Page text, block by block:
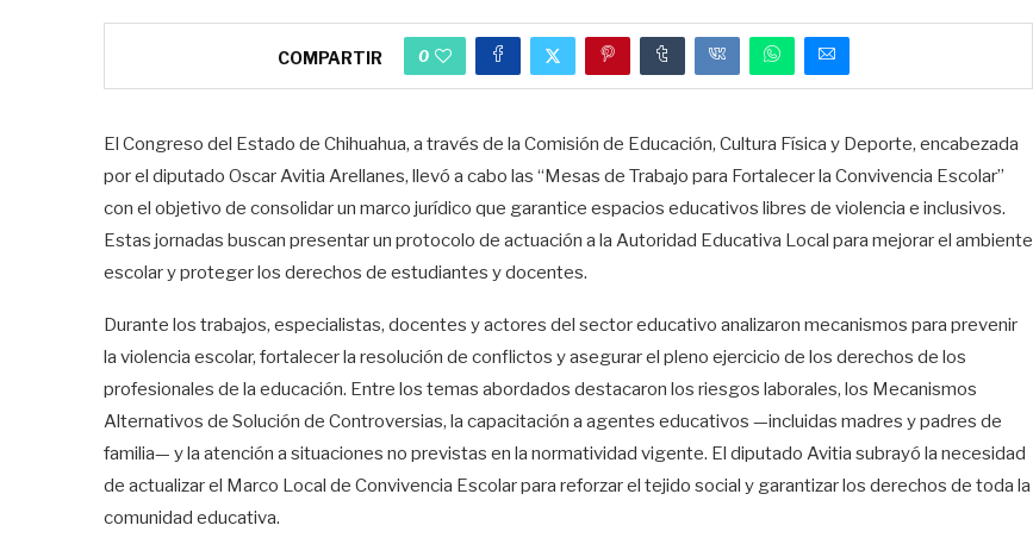
COMPARTIR 0
El Congreso del Estado de Chihuahua, a través de la Comisión de Educación, Cultura Física y Deporte, encabezada
por el diputado Oscar Avitia Arellanes, llevó a cabo las “Mesas de Trabajo para Fortalecer la Convivencia Escolar”
con el objetivo de consolidar un marco jurídico que garantice espacios educativos libres de violencia e inclusivos.
Estas jornadas buscan presentar un protocolo de actuación a la Autoridad Educativa Local para mejorar el ambiente
escolar y proteger los derechos de estudiantes y docentes.
Durante los trabajos, especialistas, docentes y actores del sector educativo analizaron mecanismos para prevenir
la violencia escolar, fortalecer la resolución de conflictos y asegurar el pleno ejercicio de los derechos de los
profesionales de la educación. Entre los temas abordados destacaron los riesgos laborales, los Mecanismos
Alternativos de Solución de Controversias, la capacitación a agentes educativos —incluidas madres y padres de
familia— y la atención a situaciones no previstas en la normatividad vigente. El diputado Avitia subrayó la necesidad
de actualizar el Marco Local de Convivencia Escolar para reforzar el tejido social y garantizar los derechos de toda la
comunidad educativa.